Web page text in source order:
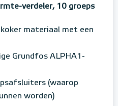
verdeler, 10 groeps
materiaal met een
Grundfos ALPHA1-
(waarop
worden)